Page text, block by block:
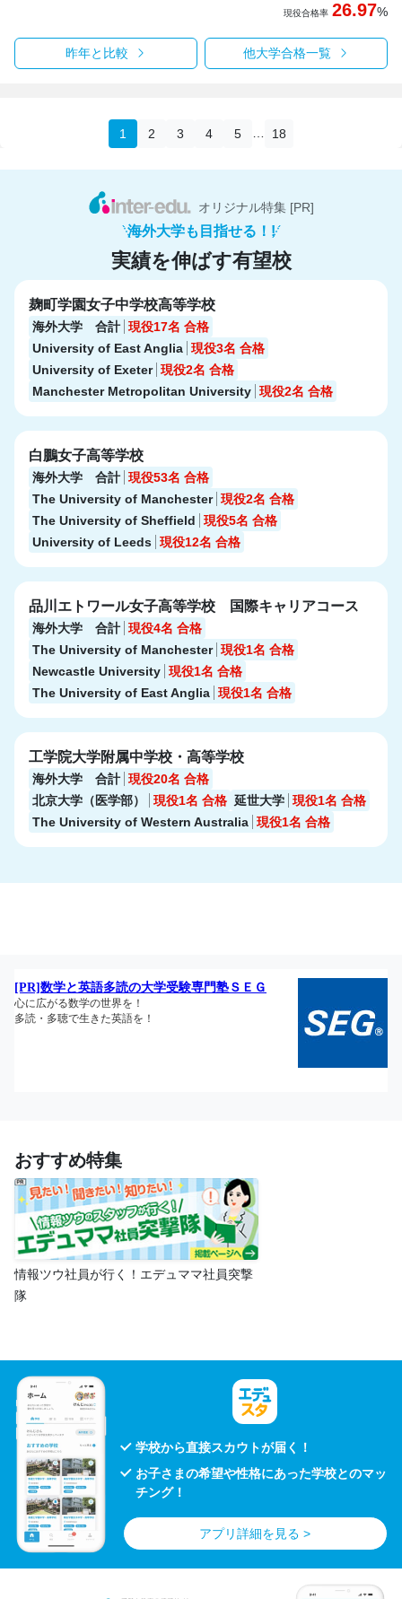
現役合格率 26.97%
昨年と比較 他大学合格一覧
1 2 3 4 5 … 18
オリジナル特集 [PR]
海外大学も目指せる！!
実績を伸ばす有望校
麹町学園女子中学校高等学校
海外大学 合計 現役17名 合格
University of East Anglia 現役3名 合格
University of Exeter 現役2名 合格
Manchester Metropolitan University 現役2名 合格
白鵬女子高等学校
海外大学 合計 現役53名 合格
The University of Manchester 現役2名 合格
The University of Sheffield
現役5名 合格
University of Leeds 現役12名 合格
品川エトワール女子高等学校 国際キャリアコース
海外大学 合計 現役4名 合格
The University of Manchester 現役1名 合格
Newcastle University 現役1名 合格
The University of East Anglia 現役1名 合格
工学院大学附属中学校・高等学校
海外大学 合計 現役20名 合格
北京大学（医学部）
現役1名 合格 延世大学 現役1名 合格
The University of Western Australia 現役1名 合格
おすすめ特集
情報ツウ社員が行く！エデュママ社員突撃
隊
学校から直接スカウトが届く！
お子さまの希望や性格にあった学校とのマッ
チング！
アプリ詳細を見る >